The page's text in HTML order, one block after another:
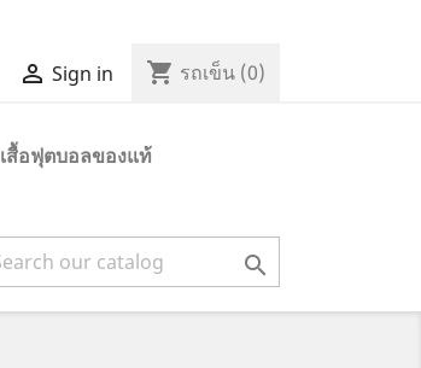
 Sign in shopping_cart รถเข็น (0)
เสื้อฟุตบอลของแท้
